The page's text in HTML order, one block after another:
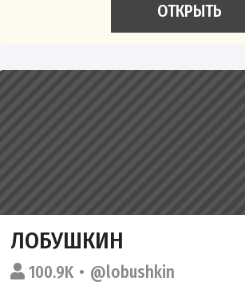
ОТКРЫТЬ
ЛОБУШКИН
100.9K
@lobushkin